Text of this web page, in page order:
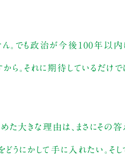
。でも政治が今後100年以内
ら。それに期待しているだけ
大きな理由は、まさにその答
どうにかして手に入れたい。そ